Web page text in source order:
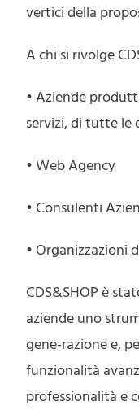
vertici della
A chi si rivolge
• Aziende
servizi, di tutte le
• Web Agency
• Consulenti
• Organizzazioni
CDS&SHOP è
aziende uno
gene-razione e,
funzionalità
professionalità e